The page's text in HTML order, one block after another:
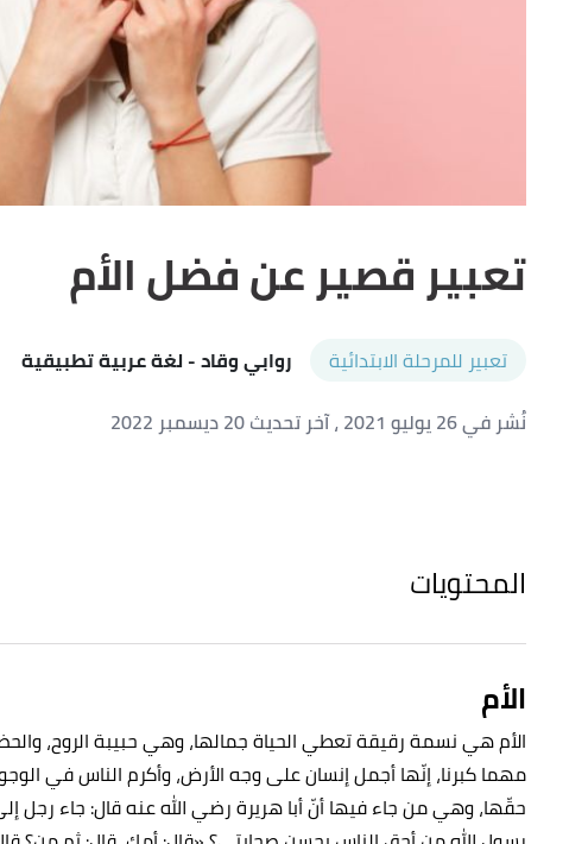
تعبير قصير عن فضل الأم
تعبير للمرحلة الابتدائية روابي وقاد- لغة عربية تطبيقية
نُشر في 26 يوليو 2021
، آخر تحديث 20 ديسمبر 2022
المحتويات
الأم
الأم هي نسمة رقيقة تعطي الحياة جمالها، وهي حبيبة الروح،
مهما كبرنا، إنّها أجمل إنسان على وجه الأرض، وأكرم الناس في
حقّها، وهي من جاء فيها أنّأبا هريرة رضي الله عنه قال: جاء رجل